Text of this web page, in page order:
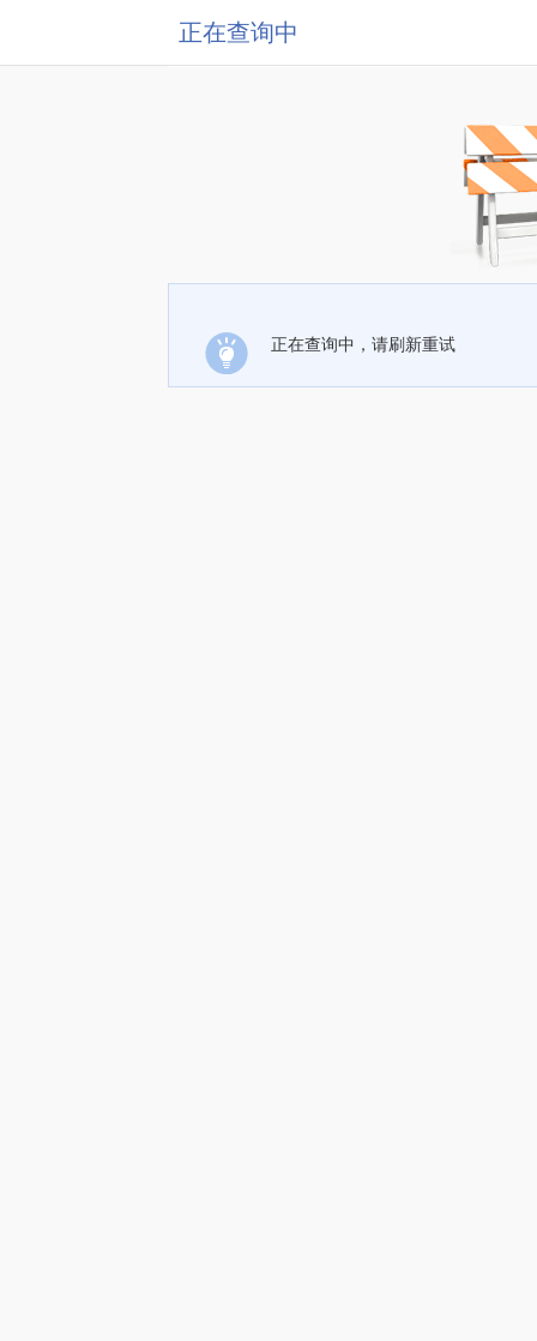
正在查询中
正在查询中，请刷新重试